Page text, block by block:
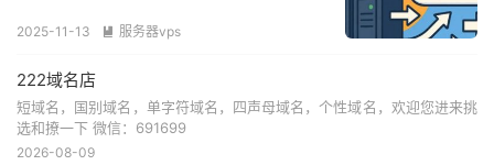
2025-11-13  服务器vps
222域名店
短域名，国别域名，单字符域名，四声母域名，个性域名，欢迎您进来挑
选和撩一下 微信：691699
2026-08-09